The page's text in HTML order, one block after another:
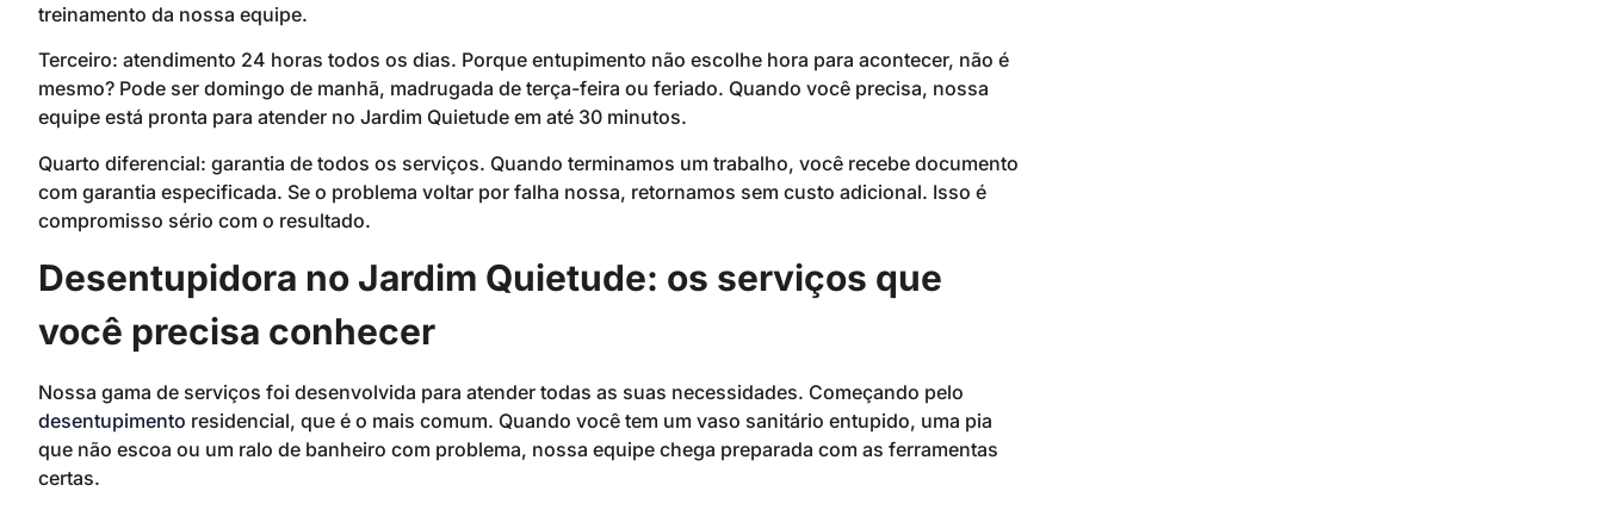
treinamento da nossa equipe.
Terceiro: atendimento 24 horas todos os dias. Porque entupimento não escolhe hora para acontecer, não é
mesmo? Pode ser domingo de manhã, madrugada de terça-feira ou feriado. Quando você precisa, nossa
equipe está pronta para atender no Jardim Quietude em até 30 minutos.
Quarto diferencial: garantia de todos os serviços. Quando terminamos um trabalho, você recebe documento
com garantia especificada. Se o problema voltar por falha nossa, retornamos sem custo adicional. Isso é
compromisso sério com o resultado.
Desentupidora no Jardim Quietude: os serviços que
você precisa conhecer
Nossa gama de serviços foi desenvolvida para atender todas as suas necessidades. Começando pelo
desentupimento residencial, que é o mais comum. Quando você tem um vaso sanitário entupido, uma pia
que não escoa ou um ralo de banheiro com problema, nossa equipe chega preparada com as ferramentas
certas.